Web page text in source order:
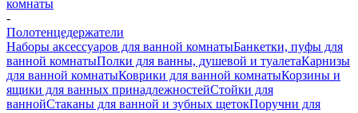
комнаты
-
Полотенцедержатели
Наборы аксессуаров для ванной комнатыБанкетки, пуфы для
ванной комнатыПолки для ванны, душевой и туалетаКарнизы
для ванной комнатыКоврики для ванной комнатыКорзины и
ящики для ванных принадлежностейСтойки для
ваннойСтаканы для ванной и зубных щетокПоручни для